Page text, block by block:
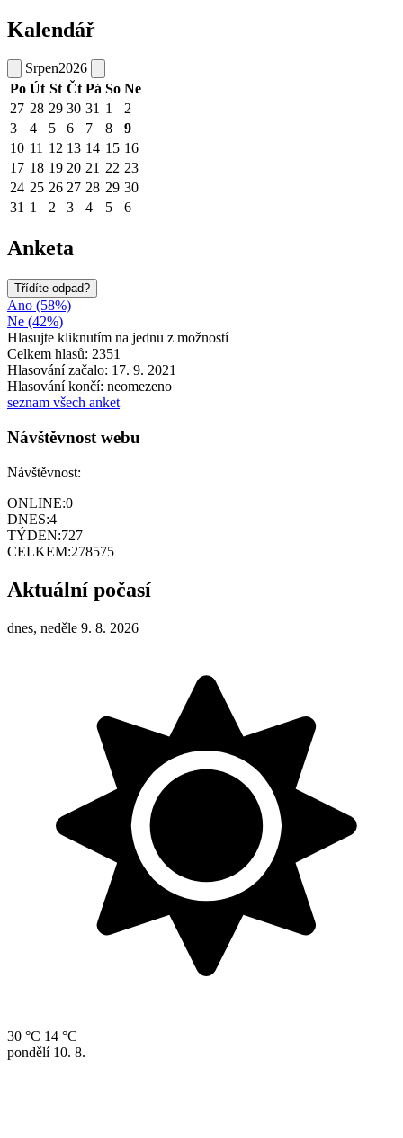
Kalendář
Srpen2026
Po Út St Čt Pá So Ne
27 28 29 30 31 1
2
3
4 5 6 7 8
9
10 11 12 13 14 15 16
17 18 19 20 21 22 23
24 25 26 27 28 29 30
31 1 2 3 4 5 6
Anketa
Třídíte odpad?
Ano (58%)
Ne (42%)
Hlasujte kliknutím na jednu z možností
Celkem hlasů: 2351
Hlasování začalo: 17. 9. 2021
Hlasování končí: neomezeno
seznam všech anket
Návštěvnost webu
Návštěvnost:
ONLINE:0
DNES:4
TÝDEN:727
CELKEM:278575
Aktuální počasí
dnes, neděle 9. 8. 2026
30 °C 14 °C
pondělí 10. 8.